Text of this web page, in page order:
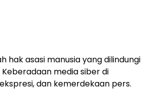
asasi manusia yang dilindungi
Keberadaan media siber di
dan kemerdekaan pers.